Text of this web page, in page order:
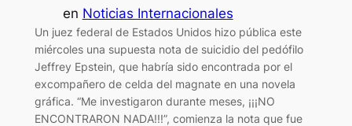
en Noticias Internacionales
Un juez federal de Estados Unidos hizo pública este
miércoles una supuesta nota de suicidio del pedófilo
Jeffrey Epstein, que habría sido encontrada por el
excompañero de celda del magnate en una novela
gráfica. “Me investigaron durante meses, ¡¡¡NO
ENCONTRARON NADA!!!”, comienza la nota que fue